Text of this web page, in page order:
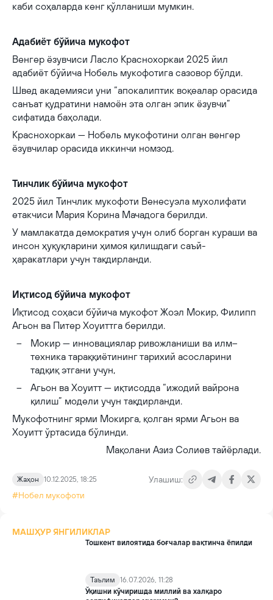
каби соҳаларда кенг қўлланиши мумкин.
Адабиёт бўйича мукофот
Венгер ёзувчиси Ласло Краснохоркаи 2025 йил
адабиёт бўйича Нобель мукофотига сазовор бўлди.
Швед академияси уни “апокалиптик воқеалар орасида
санъат қудратини намоён эта олган эпик ёзувчи”
сифатида баҳолади.
Краснохоркаи — Нобель мукофотини олган венгер
ёзувчилар орасида иккинчи номзод.
Тинчлик бўйича мукофот
2025 йил Тинчлик мукофоти Венесуэла мухолифати
етакчиси Мария Корина Мачадога берилди.
У мамлакатда демократия учун олиб борган кураши ва
инсон ҳуқуқларини ҳимоя қилишдаги саъй-
ҳаракатлари учун тақдирланди.
Иқтисод бўйича мукофот
Иқтисод соҳаси бўйича мукофот Жоэл Мокир, Филипп
Агьон ва Питер Хоуиттга берилди.
Мокир — инновациялар ривожланиши ва илм–
техника тараққиётининг тарихий асосларини
тадқиқ этгани учун,
Агьон ва Хоуитт — иқтисодда “ижодий вайрона
қилиш” модели учун тақдирланди.
Мукофотнинг ярми Мокирга, қолган ярми Агьон ва
Хоуитт ўртасида бўлинди.
Мақолани Азиз Солиев тайёрлади.
Жаҳон 10.12.2025, 18:25
Улашиш:
#Нобел мукофоти
МАШҲУР ЯНГИЛИКЛАР
Тошкент вилоятида боғчалар вақтинча ёпилди
Таълим
16.07.2026, 11:28
Ўқишни кўчиришда миллий ва халқаро